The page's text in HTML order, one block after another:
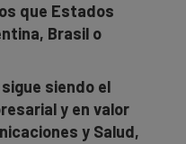
que Estados
Brasil o
siendo el
y en valor
y Salud,